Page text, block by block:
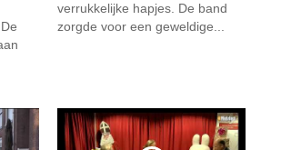
verrukkelijke hapjes. De band
zorgde voor een geweldige...